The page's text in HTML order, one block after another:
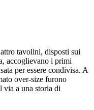
tavolini, disposti sui
accoglievano i primi
per essere condivisa. A
over-size furono
a una storia di